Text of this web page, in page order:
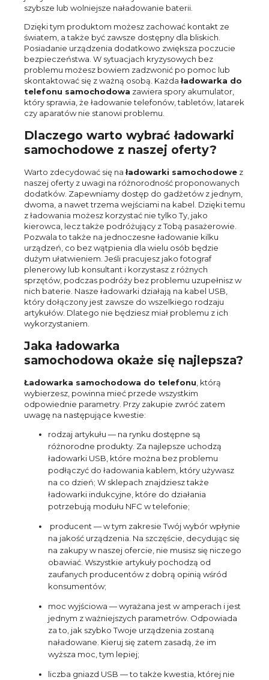
szybsze lub wolniejsze naładowanie baterii.
Dzięki tym produktom możesz zachować kontakt ze
światem, a także być zawsze dostępny dla bliskich.
Posiadanie urządzenia dodatkowo zwiększa poczucie
bezpieczeństwa. W sytuacjach kryzysowych bez
problemu możesz bowiem zadzwonić po pomoc lub
skontaktować się z ważną osobą. Każdaładowarka do
telefonu samochodowa zawiera spory akumulator,
który sprawia, że ładowanie telefonów, tabletów, latarek
czy aparatów nie stanowi problemu.
Dlaczego warto wybrać ładowarki
samochodowe z naszej oferty?
Warto zdecydować się naładowarki samochodowe z
naszej oferty z uwagi na różnorodność proponowanych
dodatków. Zapewniamy dostęp do gadżetów z jednym,
dwoma, a nawet trzema wejściami na kabel. Dzięki temu
z ładowania możesz korzystać nie tylko Ty, jako
kierowca, lecz także podróżujący z Tobą pasażerowie.
Pozwala to także na jednoczesne ładowanie kilku
urządzeń, co bez wątpienia dla wielu osób będzie
dużym ułatwieniem. Jeśli pracujesz jako fotograf
plenerowy lub konsultant i korzystasz z różnych
sprzętów, podczas podróży bez problemu uzupełnisz w
nich baterie. Nasze ładowarki działają na kabel USB,
który dołączony jest zawsze do wszelkiego rodzaju
artykułów. Dlatego nie będziesz miał problemu z ich
wykorzystaniem.
Jaka ładowarka
samochodowa okaże się najlepsza?
Ładowarka samochodowa do telefonu, którą
wybierzesz, powinna mieć przede wszystkim
odpowiednie parametry. Przy zakupie zwróć zatem
uwagę na następujące kwestie:
rodzaj artykułu — na rynku dostępne są
różnorodne produkty. Za najlepsze uchodzą
ładowarki USB, które można bez problemu
podłączyć do ładowania kablem, który używasz
na co dzień; W sklepach znajdziesz także
ładowarki indukcyjne, które do działania
potrzebują modułu NFC w telefonie;
producent — w tym zakresie Twój wybór wpłynie
na jakość urządzenia. Na szczęście, decydując się
na zakupy w naszej ofercie, nie musisz się niczego
obawiać. Wszystkie artykuły pochodzą od
zaufanych producentów z dobrą opinią wśród
konsumentów;
moc wyjściowa — wyrażana jest w amperach i jest
jednym z ważniejszych parametrów. Odpowiada
za to, jak szybko Twoje urządzenia zostaną
naładowane. Kieruj się zatem zasadą, że im
wyższa moc, tym lepiej;
liczba gniazd USB — to także kwestia, której nie